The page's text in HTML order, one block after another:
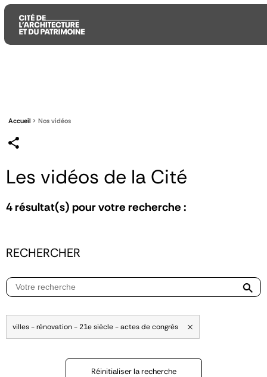
principal
principal
recherche
Accueil Nos vidéos
Les vidéos de la Cité
4résultat(s) pour votre recherche :
RECHERCHER
villes - rénovation - 21e siècle - actes de congrès
Réinitialiser la recherche